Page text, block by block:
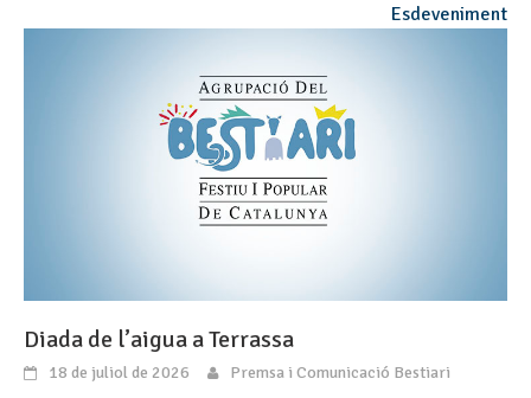
Esdeveniment
Diada de l’aigua a Terrassa
18 de juliol de 2026 Premsa i Comunicació Bestiari